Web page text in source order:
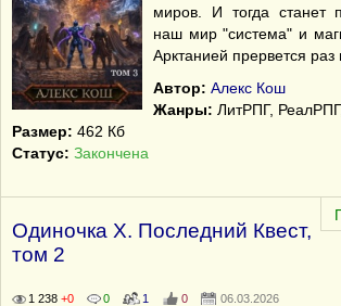
миров. И тогда станет
наш мир "система" и
Арктанией прервется раз
Автор: Алекс Кош
Жанры: ЛитРПГ,
Размер: 462 Кб
Статус: Закончена
Одиночка X. Последний Квест,
том 2
1 238 +0 0 1 0 06.03.2026